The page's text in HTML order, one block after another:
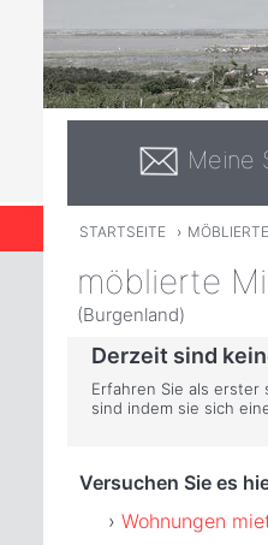
Meine
STARTSEITE ›
möblierte
(Burgenland)
Derzeit sind
Erfahren Sie als
sind indem sie sich
Versuchen Sie es
Wohnungen